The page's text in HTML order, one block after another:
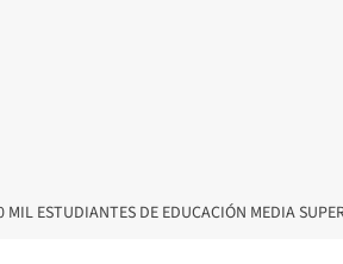
MIL ESTUDIANTES DE EDUCACIÓN MEDIA